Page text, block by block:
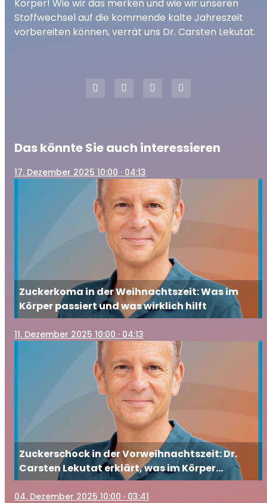
Körper! Wie wir das merken und wie wir unseren
Stoffwechsel auf die kommende kalte Jahreszeit
vorbereiten können, verrät uns Dr. Carsten Lekutat.
Das könnte Sie auch interessieren
17. Dezember 2025 10:00 · 04:13
Zuckerkoma in der Weihnachtszeit: Was im
Körper passiert und was wirklich hilft
11. Dezember 2025 10:00 · 04:13
Zuckerschock in der Vorweihnachtszeit: Dr.
Carsten Lekutat erklärt, was im Körper
passiert und wie Sie gegensteuern
04. Dezember 2025 10:00 · 03:41